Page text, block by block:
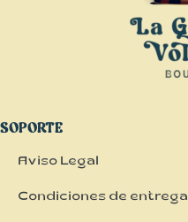
SOPORTE
Aviso Legal
Condiciones de entrega